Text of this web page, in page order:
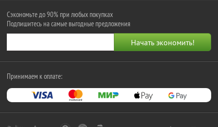
Сэкономьте до 90% при любых покупках
Подпишитесь на самые выгодные предложения
Принимаем к оплате: